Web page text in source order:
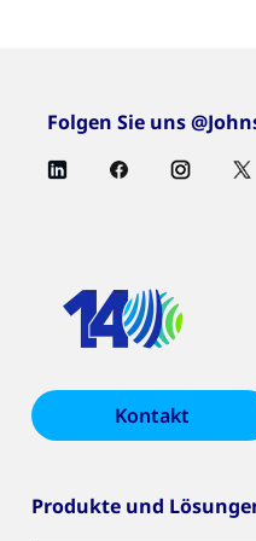
Folgen Sie uns
Kontakt
Produkte und